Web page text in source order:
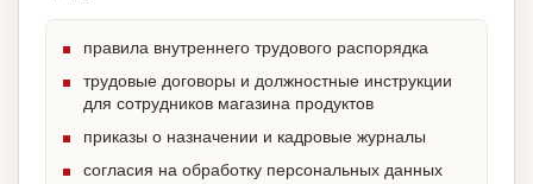
правила внутреннего трудового распорядка
трудовые договоры и должностные инструкции
для сотрудников магазина продуктов
приказы о назначении и кадровые журналы
согласия на обработку персональных данных